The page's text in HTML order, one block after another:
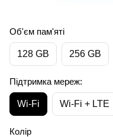
Об'єм пам'яті
128 GB 256 GB
Підтримка мереж:
Wi-Fi Wi-Fi + LTE
Колір